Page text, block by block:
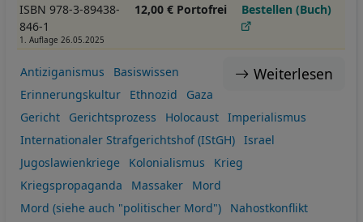
ISBN 978-3-89438-
846-1
1. Auflage 26.05.2025
12,00 € Portofrei Bestellen (Buch)
Weiterlesen
Antiziganismus
Basiswissen
Erinnerungskultur
Ethnozid
Gaza
Gericht
Gerichtsprozess Holocaust
Imperialismus
Internationaler Strafgerichtshof (IStGH)
Israel
Jugoslawienkriege
Kolonialismus
Krieg
Kriegspropaganda
Massaker
Mord
Mord (siehe auch "politischer Mord")
Nahostkonflikt